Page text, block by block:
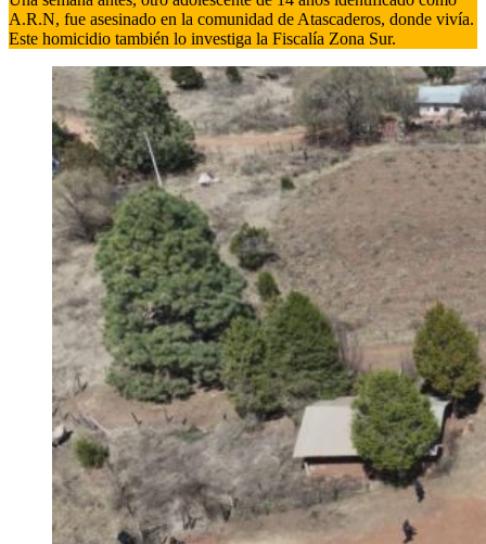
A.R.N, fue asesinado en la comunidad de Atascaderos, donde vivía.
Este homicidio también lo investiga la Fiscalía Zona Sur.